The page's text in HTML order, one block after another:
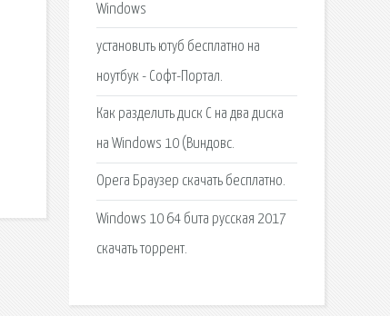
Windows
установить ютуб бесплатно на
ноутбук - Софт-Портал.
Как разделить диск C на два диска
на Windows 10 (Виндовс.
Opera Браузер скачать бесплатно.
Windows 10 64 бита русская 2017
скачать торрент.